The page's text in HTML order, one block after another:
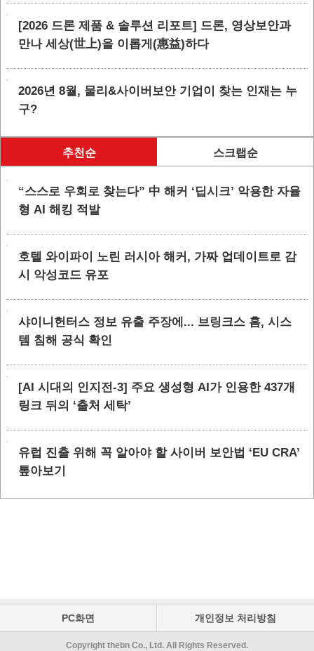
[2026 드론 제품 & 솔루션 리포트] 드론, 영상보안과
만나 세상(世上)을 이롭게(惠益)하다
2026년 8월, 물리&사이버보안 기업이 찾는 인재는 누
구?
추천순 스크랩순
“스스로 우회로 찾는다” 中 해커 ‘딥시크’ 악용한 자율
형 AI 해킹 적발
호텔 와이파이 노린 러시아 해커, 가짜 업데이트로 감
시 악성코드 유포
샤이니헌터스 정보 유출 주장에... 브링크스 홈, 시스
템 침해 공식 확인
[AI 시대의 인지전-3] 주요 생성형 AI가 인용한 437개
링크 뒤의 ‘출처 세탁’
유럽 진출 위해 꼭 알아야 할 사이버 보안법 ‘EU CRA’
톺아보기
PC화면 개인정보 처리방침
Copyright thebn Co., Ltd. All Rights Reserved.